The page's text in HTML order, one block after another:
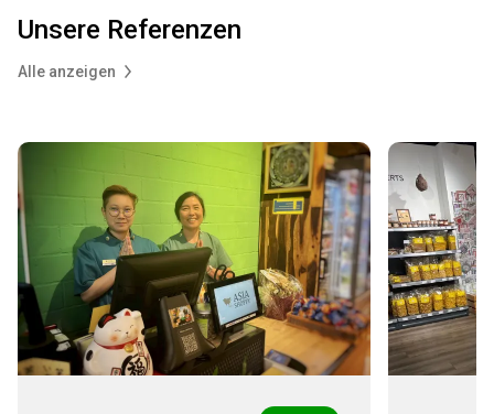
Unsere Referenzen
Alle anzeigen